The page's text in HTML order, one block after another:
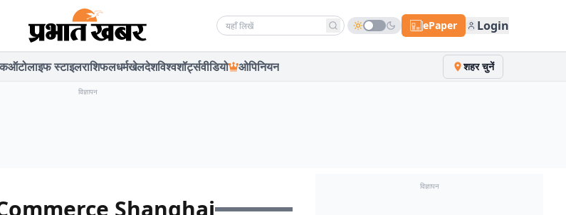
Search news ePaper Login
ऑटोलाइफ स्टाइलराशिफलधर्मखेलदेशविश्वशॉर्ट्सवीडियो ओपिनियन शहर चुनें
विज्ञापन
Shanghai
विज्ञापन